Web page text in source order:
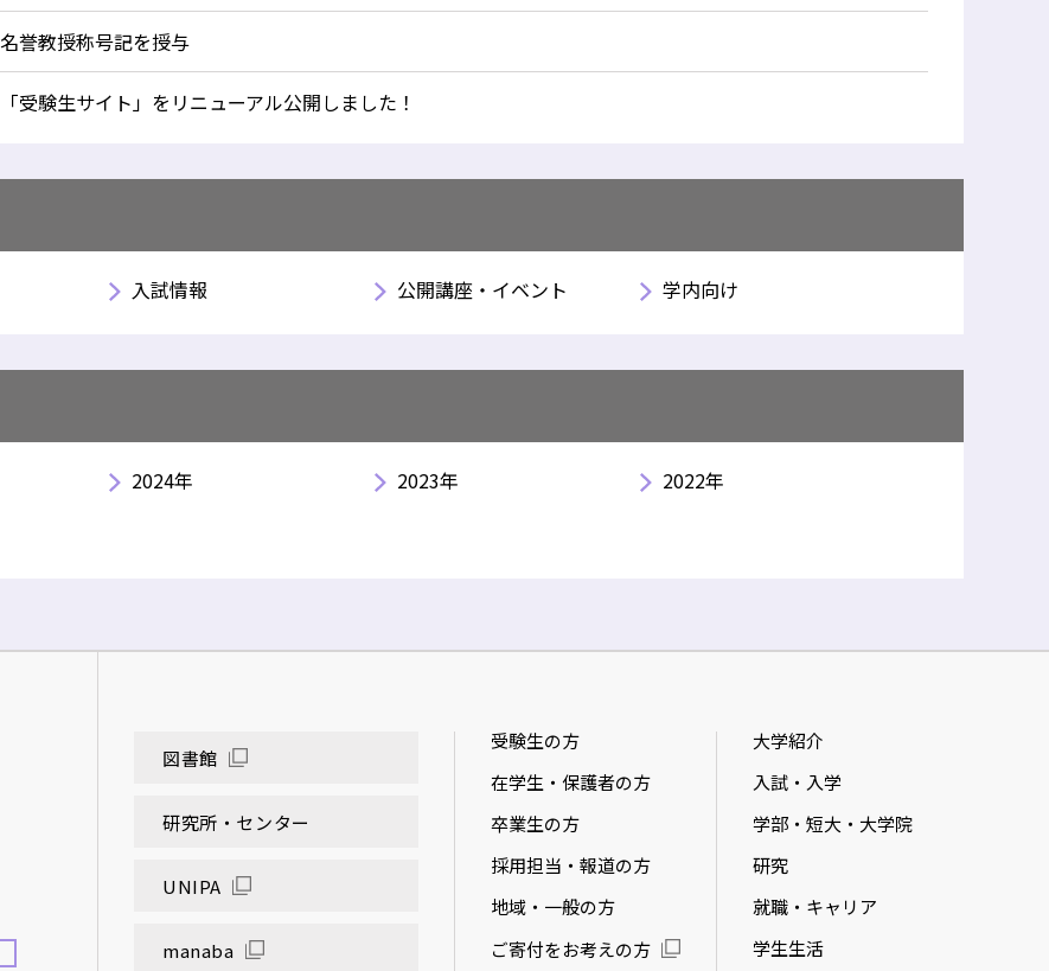
名誉教授称号記を授与
「受験生サイト」をリニューアル公開しました！
入試情報 公開講座・イベント 学内向け
2024年 2023年
2022年
図書館
研究所・センター
UNIPA
manaba
受験生の方
在学生・保護者の方
卒業生の方
採用担当・報道の方
地域・一般の方
ご寄付をお考えの方
大学紹介
入試・入学
学部・短大・大学院
研究
就職・キャリア
学生生活